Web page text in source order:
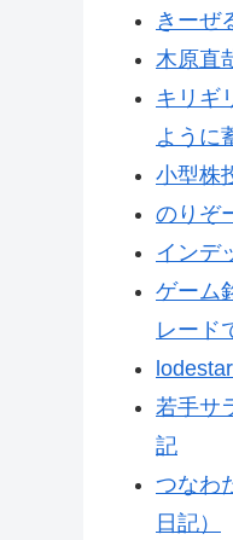
きーぜ
木原直
キリギ
ように
小型株
のりぞ
インデ
ゲーム
レード
若手サ
記
つなわ
日記）